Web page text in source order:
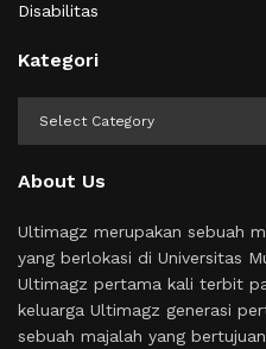
Disabilitas
Kategori
About Us
Ultimagz merupakan sebuah
yang berlokasi di Universitas
Ultimagz pertama kali terbit
keluarga Ultimagz generasi
sebuah majalah yang